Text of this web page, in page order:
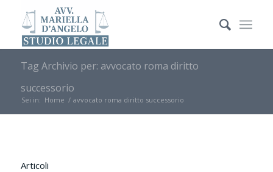
Tag Archivio per: avvocato roma diritto
successorio
Sei in: Home / avvocato roma diritto successorio
Articoli